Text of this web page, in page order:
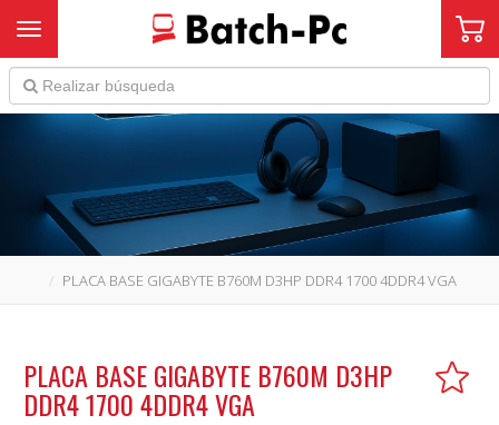
Toggle navigation
PLACA BASE GIGABYTE B760M D3HP DDR4 1700 4DDR4 VGA
PLACA BASE GIGABYTE B760M D3HP
DDR4 1700 4DDR4 VGA